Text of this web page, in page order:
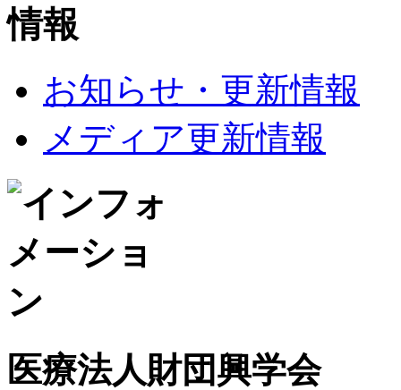
お知らせ・更新情報
メディア更新情報
医療法人財団興学会